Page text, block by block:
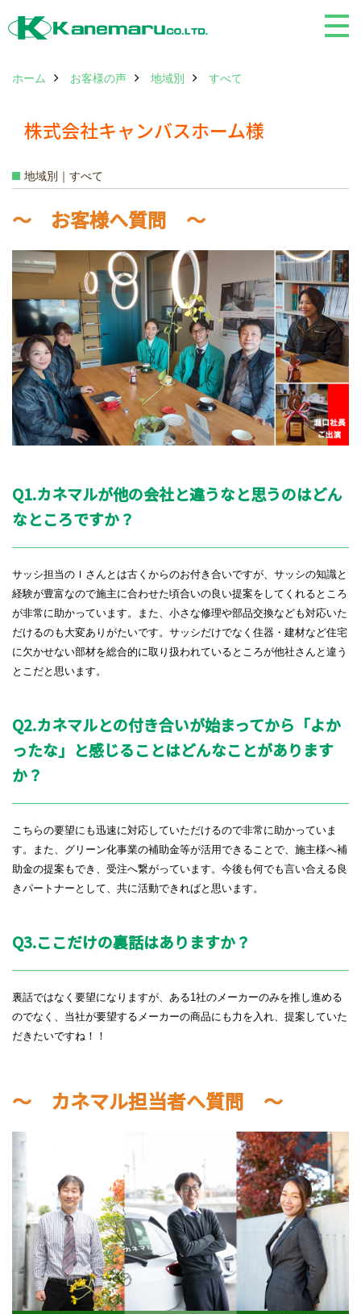
ホーム お客様の声 地域別 すべて
株式会社キャンバスホーム様
地域別｜すべて
～ お客様へ質問 ～
Q1.カネマルが他の会社と違うなと思うのはどん
なところですか？
サッシ担当のＩさんとは古くからのお付き合いですが、サッシの知識と
経験が豊富なので施主に合わせた頃合いの良い提案をしてくれるところ
が非常に助かっています。また、小さな修理や部品交換なども対応いた
だけるのも大変ありがたいです。サッシだけでなく住器・建材など住宅
に欠かせない部材を総合的に取り扱われているところが他社さんと違う
とこだと思います。
Q2.カネマルとの付き合いが始まってから「よか
ったな」と感じることはどんなことがあります
か？
こちらの要望にも迅速に対応していただけるので非常に助かっていま
す。また、グリーン化事業の補助金等が活用できることで、施主様へ補
助金の提案もでき、受注へ繋がっています。今後も何でも言い合える良
きパートナーとして、共に活動できればと思います。
Q3.ここだけの裏話はありますか？
裏話ではなく要望になりますが、ある1社のメーカーのみを推し進める
のでなく、当社が要望するメーカーの商品にも力を入れ、提案していた
だきたいですね！！
～ カネマル担当者へ質問 ～